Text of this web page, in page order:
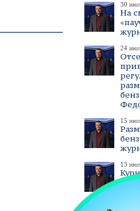
30
На
24
15
13
смотреть все